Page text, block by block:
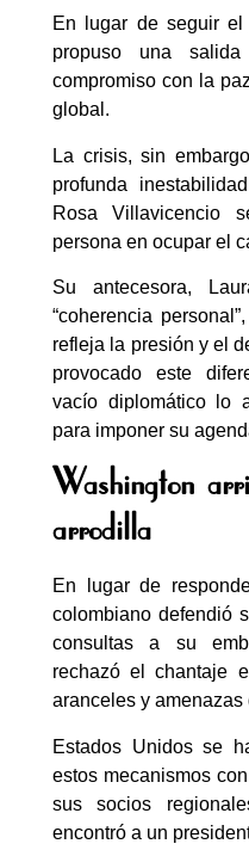
En lugar de seguir el
propuso una
compromiso con la
global.
La crisis, sin
profunda
Rosa Villavicencio
persona en ocupar el
Su antecesora,
“coherencia
refleja la presión y el
provocado este
vacío diplomático lo
para imponer su
Washington
arrodilla
En lugar de
colombiano defendió
consultas a su
rechazó el chantaje
aranceles y
Estados Unidos se
estos mecanismos
sus socios
encontró a un